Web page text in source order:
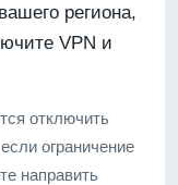
региона,
VPN и
отключить
ограничение
направить